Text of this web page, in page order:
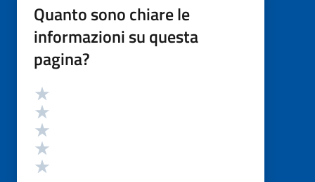
Quanto sono chiare le
informazioni su questa
pagina?
Valutazione